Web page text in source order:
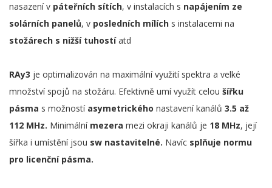
nasazení v páteřních sítích, v instalacích s napájením ze
solárních panelů, v posledních mílích s instalacemi na
stožárech s nižší tuhostíatd
RAy3 je optimalizován na maximální využití spektra a velké
množství spojů na stožáru. Efektivně umí využít celou šířku
pásma s možností asymetrického nastavení kanálů 3.5 až
112 MHz. Minimální mezera mezi okraji kanálů je 18 MHz, její
šířka i umístění jsou sw nastavitelné. Navíc splňuje normu
pro licenční pásma.